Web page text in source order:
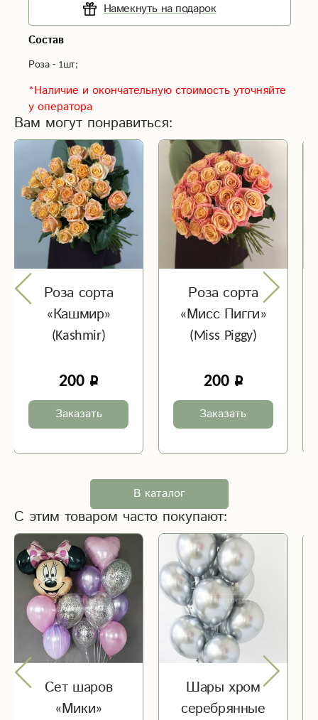
Намекнуть на подарок
Состав
Роза - 1шт;
*Наличие и окончательную стоимость уточняйте
у оператора
Вам могут понравиться:
Роза сорта
«Мисс Пигги»
(Miss Piggy)
200
Заказать
Роза сорта
«Бубль Гум»
(Bubble Gum)
200
Заказать
В каталог
С этим товаром часто покупают:
Шары хром
серебрянные
Сет шаров
«Счастье»